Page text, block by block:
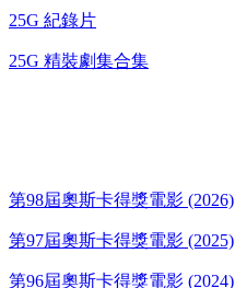
25G 紀錄片
25G 精裝劇集合集
第98屆奧斯卡得獎電影 (2026)
第97屆奧斯卡得獎電影 (2025)
第96屆奧斯卡得獎電影 (2024)